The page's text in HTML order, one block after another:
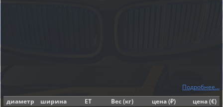
Подробнее...
диаметр
ширина ET Вес (кг) цена (₽)
цена (€)